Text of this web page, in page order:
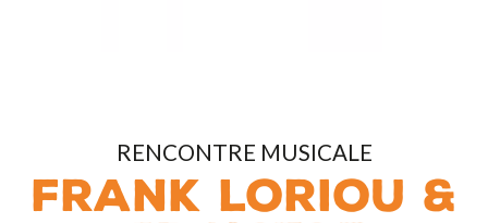
RENCONTRE MUSICALE
FRANK LORIOU &